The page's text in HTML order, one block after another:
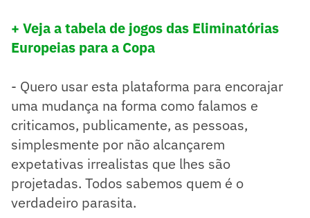
+ Veja a tabela de jogos das Eliminatórias
Europeias para a Copa
- Quero usar esta plataforma para encorajar
uma mudança na forma como falamos e
criticamos, publicamente, as pessoas,
simplesmente por não alcançarem
expetativas irrealistas que lhes são
projetadas. Todos sabemos quem é o
verdadeiro parasita.